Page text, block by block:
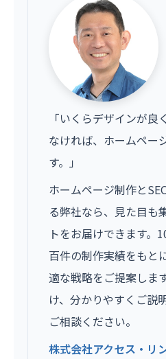
「いくらデザインが
なければ、ホームペー
す。」
ホームページ制作と
る弊社なら、見た目も
トをお届けできます。
百件の制作実績をもと
適な戦略をご提案しま
け、分かりやすくご説
ご相談ください。
株式会社アクセス・